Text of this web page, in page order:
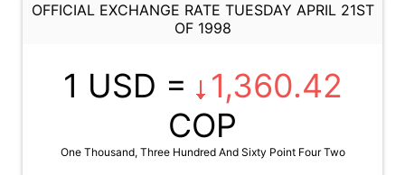
OFFICIAL EXCHANGE RATE TUESDAY APRIL 21ST
OF 1998
1 USD =
1,360.42
COP
One Thousand, Three Hundred And Sixty Point Four Two